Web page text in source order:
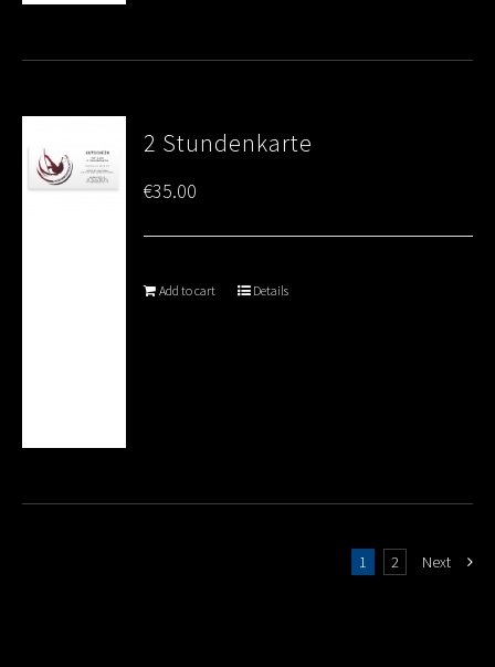
2 Stundenkarte
€35.00
Add to cart Details
1 2 Next